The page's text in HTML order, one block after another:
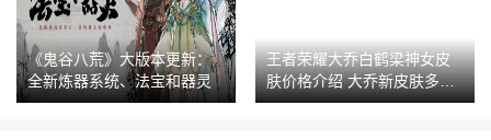
《鬼谷八荒》大版本更新：
全新炼器系统、法宝和器灵
王者荣耀大乔白鹤梁神女皮
肤价格介绍 大乔新皮肤多少
钱